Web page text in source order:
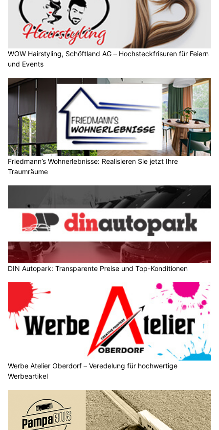
WOW Hairstyling, Schöftland AG – Hochsteckfrisuren für Feiern
und Events
Friedmann’s Wohnerlebnisse: Realisieren Sie jetzt Ihre
Traumräume
DIN Autopark: Transparente Preise und Top-Konditionen
Werbe Atelier Oberdorf – Veredelung für hochwertige
Werbeartikel